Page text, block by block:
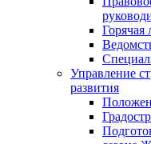
Горячая
Управление
развития